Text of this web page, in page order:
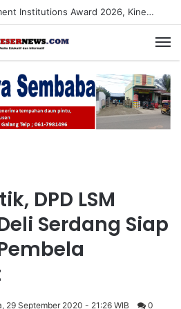
Raih Popular Government Institutions Award 2026, Kinerja Komunikasi Publik Kementerian ATR/BPN Kembali Diakui
DPD LSM
Serdang Siap
29 September 2020 - 21:26 WIB 0